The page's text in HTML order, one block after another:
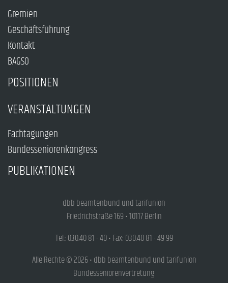
Gremien
Geschäftsführung
Kontakt
BAGSO
POSITIONEN
VERANSTALTUNGEN
Fachtagungen
Bundesseniorenkongress
PUBLIKATIONEN
dbb beamtenbund und tarifunion
Friedrichstraße 169 • 10117 Berlin
Tel.: 030.40 81 - 40 • Fax: 030.40 81 - 49 99
Alle Rechte © 2026 • dbb beamtenbund und tarifunion
Bundesseniorenvertretung